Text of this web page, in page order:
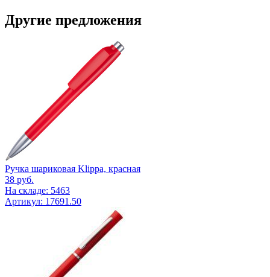
Другие предложения
Ручка шариковая Klippa, красная
38 руб.
На складе: 5463
Артикул: 17691.50